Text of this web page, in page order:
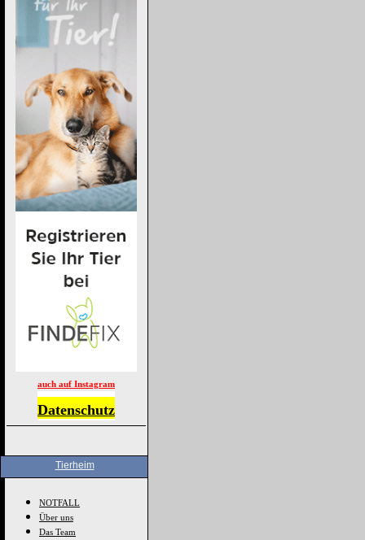
auch auf Instagram
Datenschutz
Tierheim
NOTFALL
Über uns
Das Team